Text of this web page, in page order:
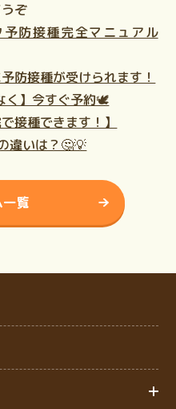
ぞ
防接種完全マニュアル
防接種が受けられます！
く】今すぐ予約🕊️
接種できます！】
違いは？🤔💡
覧